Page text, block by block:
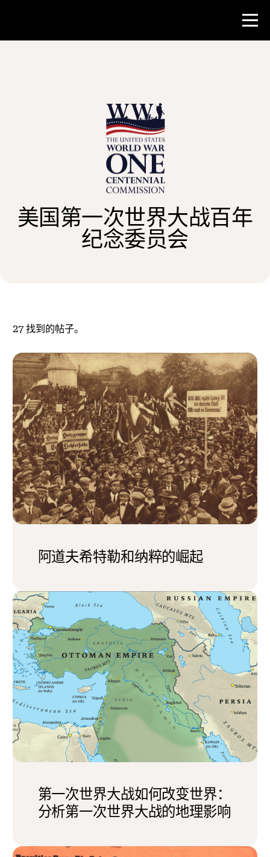
参与其中
美国第一次世界大战百年
纪念委员会
27 找到的帖子。
阿道夫希特勒和纳粹的崛起
第一次世界大战如何改变世界：
分析第一次世界大战的地理影响